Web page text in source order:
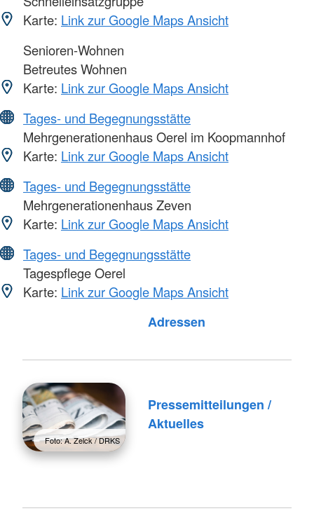
Karte: Link zur Google Maps Ansicht
Senioren-Wohnen
Betreutes Wohnen
Karte: Link zur Google Maps Ansicht
Tages- und Begegnungsstätte
Mehrgenerationenhaus Oerel im Koopmannhof
Karte: Link zur Google Maps Ansicht
Tages- und Begegnungsstätte
Mehrgenerationenhaus Zeven
Karte: Link zur Google Maps Ansicht
Tages- und Begegnungsstätte
Tagespflege Oerel
Karte: Link zur Google Maps Ansicht
Adressen
Foto: A. Zelck / DRKS
Pressemitteilungen /
Aktuelles